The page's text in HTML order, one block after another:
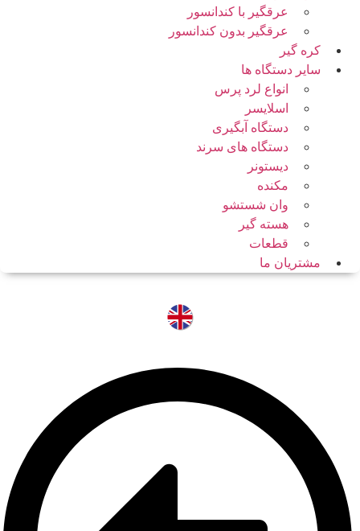
عرقگیر با کندانسور
عرقگیر بدون کندانسور
کره گیر
سایر دستگاه ها
انواع لرد پرس
اسلایسر
دستگاه آبگیری
دستگاه های سرند
دیستونر
مکنده
وان شستشو
هسته گیر
قطعات
مشتریان ما